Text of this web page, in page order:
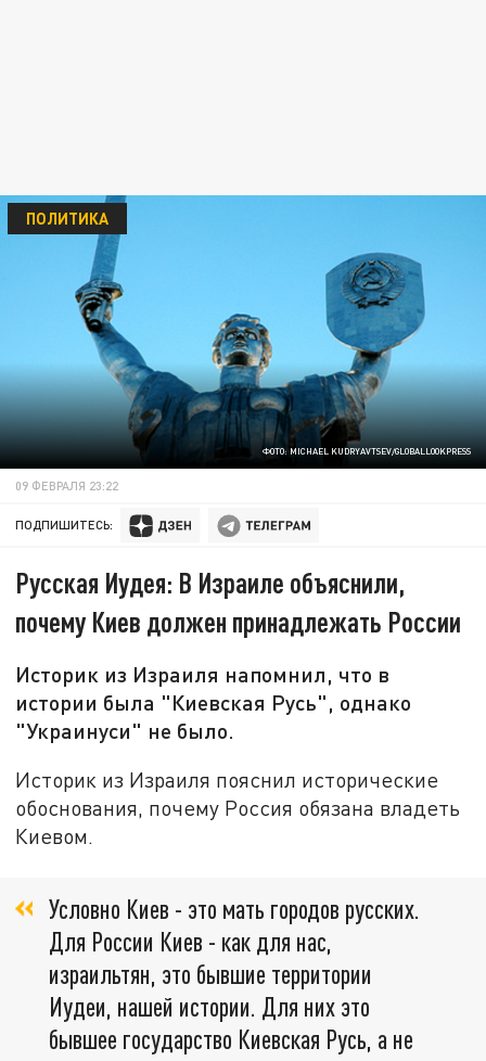
ФОТО: MICHAEL KUDRYAVTSEV/GLOBALLOOKPRESS
ПОЛИТИКА
09 ФЕВРАЛЯ 23:22
ПОДПИШИТЕСЬ:
Русская Иудея: В Израиле объяснили,
почему Киев должен принадлежать России
Историк из Израиля напомнил, что в
истории была "Киевская Русь", однако
"Украинуси" не было.
Историк из Израиля пояснил исторические
обоснования, почему Россия обязана владеть
Киевом.
Условно Киев - это мать городов русских.
Для России Киев - как для нас,
израильтян, это бывшие территории
Иудеи, нашей истории. Для них это
бывшее государство Киевская Русь, а не